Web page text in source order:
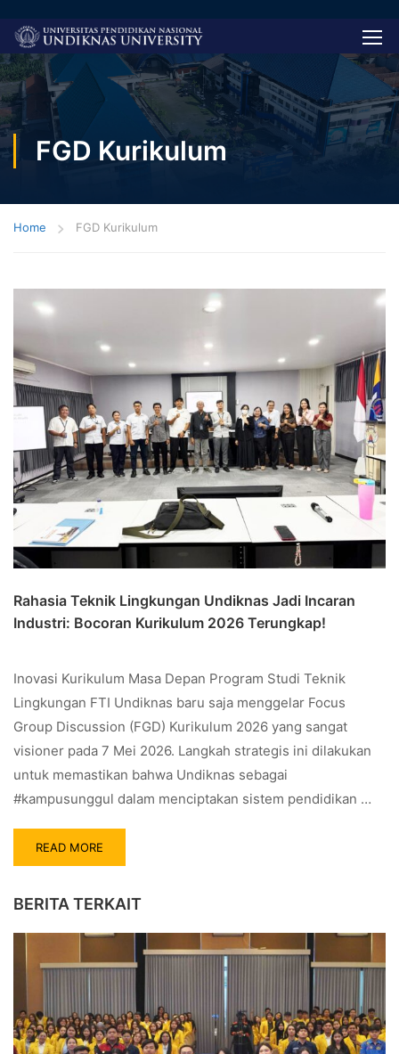
FGD Kurikulum
Home FGD Kurikulum
Rahasia Teknik Lingkungan Undiknas Jadi Incaran
Industri: Bocoran Kurikulum 2026 Terungkap!
Inovasi Kurikulum Masa Depan Program Studi Teknik
Lingkungan FTI Undiknas baru saja menggelar Focus
Group Discussion (FGD) Kurikulum 2026 yang sangat
visioner pada 7 Mei 2026. Langkah strategis ini dilakukan
untuk memastikan bahwa Undiknas sebagai
#kampusunggul dalam menciptakan sistem pendidikan …
READ MORE
BERITA TERKAIT